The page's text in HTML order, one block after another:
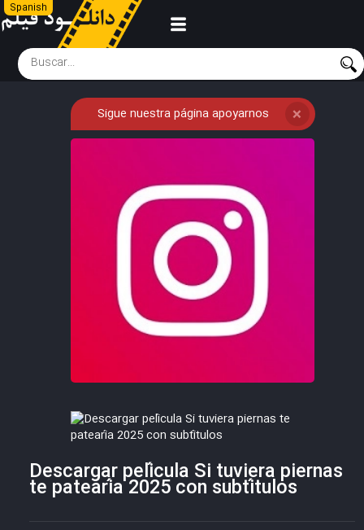
Spanish
Sigue nuestra página apoyarnos ❌
Descargar película Si tuviera piernas
te patearía 2025 con subtítulos